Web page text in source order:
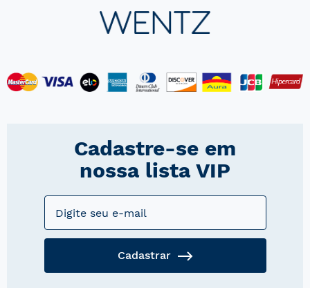
Cadastre-se em
nossa lista VIP
Cadastrar